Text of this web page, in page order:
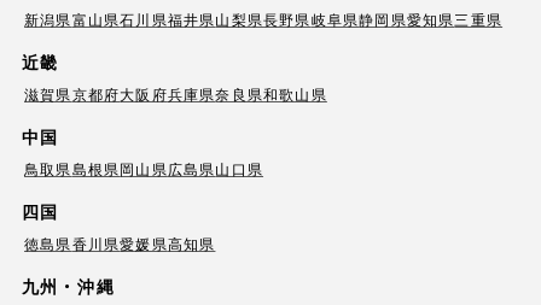
新潟県富山県石川県福井県山梨県長野県岐阜県静岡県愛知県三重県
近畿
滋賀県京都府大阪府兵庫県奈良県和歌山県
中国
鳥取県島根県岡山県広島県山口県
四国
徳島県香川県愛媛県高知県
九州・沖縄